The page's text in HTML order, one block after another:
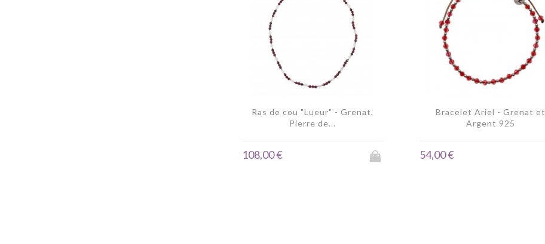
Ras de cou "Lueur" - Grenat,
Pierre de...
108,00 €
Bracelet Ariel - Grenat et
Argent 925
54,00 €